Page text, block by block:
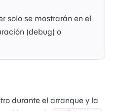
solo se mostrarán en el
(debug) o
durante el arranque y la